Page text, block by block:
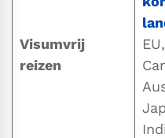
Visumvrij
reizen